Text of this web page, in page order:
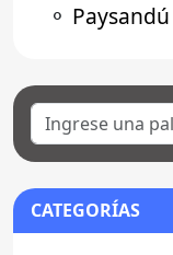
⚬ Paysandú
CATEGORÍAS